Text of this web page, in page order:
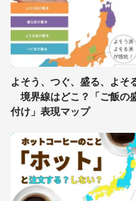
「ゾワゾワ
グっちゃっ
座布団だろ
っ暗な道で遭
を求めると
「孫にあげ
よそう、つぐ、盛る、よそ
境界線はどこ？「ご飯の
付け」表現マップ